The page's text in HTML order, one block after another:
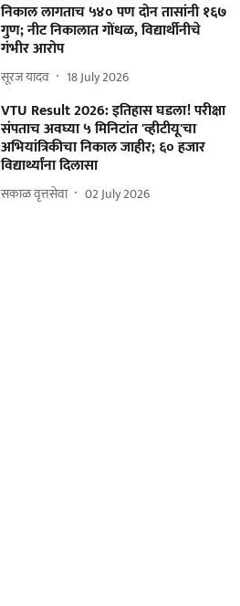
निकाल लागताच ५४० पण दोन तासांनी १६७
गुण; नीट निकालात गोंधळ, विद्यार्थीनीचे
गंभीर आरोप
सूरज यादव 18 July 2026
VTU Result 2026: इतिहास घडला! परीक्षा
संपताच अवघ्या ५ मिनिटांत 'व्हीटीयू'चा
अभियांत्रिकीचा निकाल जाहीर; ६० हजार
विद्यार्थ्यांना दिलासा
सकाळ वृत्तसेवा 02 July 2026